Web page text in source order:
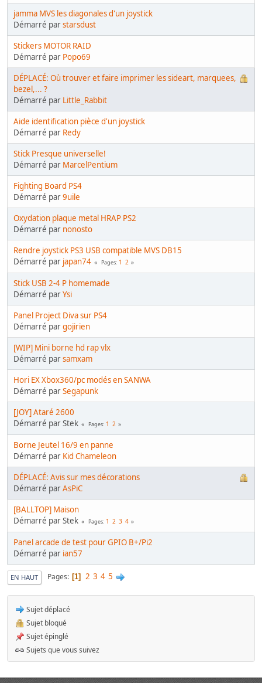
jamma MVS les diagonales d'un joystick
Démarré parstarsdust
Stickers MOTOR RAID
Démarré par Popo69
DÉPLACÉ: Où trouver et faire imprimer les sideart, marquees,
bezel,... ?
Démarré par Little_Rabbit
Aide identification pièce d'un joystick
Démarré par Redy
Stick Presque universelle!
Démarré par MarcelPentium
Fighting Board PS4
Démarré par9uile
Oxydation plaque metal HRAP PS2
Démarré par nonosto
Rendre joystick PS3 USB compatible MVS DB15
Démarré par japan74 Pages 1 2
Stick USB 2-4 P homemade
Démarré parYsi
Panel Project Diva sur PS4
Démarré pargojirien
[WIP] Mini borne hd rap vlx
Démarré parsamxam
Hori EX Xbox360/pc modés en SANWA
Démarré parSegapunk
[JOY] Ataré 2600
Démarré par Stek
Pages 1 2
Borne Jeutel 16/9 en panne
Démarré par Kid Chameleon
DÉPLACÉ: Avis sur mes décorations
Démarré parAsPiC
[BALLTOP] Maison
Démarré par Stek
Pages 1 2 3 4
Panel arcade de test pour GPIO B+/Pi2
Démarré par ian57
EN HAUT Pages 1 2 3 4 5
Sujet déplacé
Sujet bloqué
Sujet épinglé
Sujets que vous suivez